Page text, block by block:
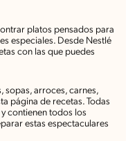
platos pensados para
especiales. Desde Nestlé
con las que puedes
sopas, arroces, carnes,
página de recetas. Todas
contienen todos los
estas espectaculares